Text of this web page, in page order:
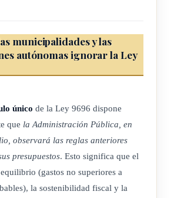
municipalidades y las
autónomas ignorar la Ley
único de la Ley 9696 dispone
que la Administración Pública, en
observará las reglas anteriores
presupuestos. Esto significa que el
(gastos no superiores a
la sostenibilidad fiscal y la